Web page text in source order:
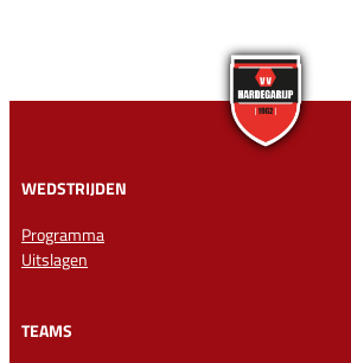
WEDSTRIJDEN
Programma
Uitslagen
TEAMS